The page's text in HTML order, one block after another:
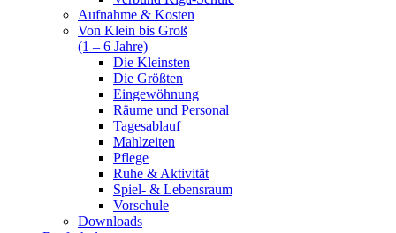
Aufnahme & Kosten
Von Klein bis Groß
(1 – 6 Jahre)
Die Kleinsten
Die Größten
Eingewöhnung
Räume und Personal
Tagesablauf
Mahlzeiten
Pflege
Ruhe & Aktivität
Spiel- & Lebensraum
Vorschule
Downloads